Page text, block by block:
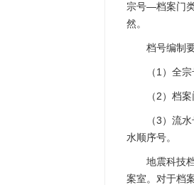
宗号—档案门
然。
档号编制
（1）全
（2）档
（3）流
水顺序号。
地震科技
案室。对于档